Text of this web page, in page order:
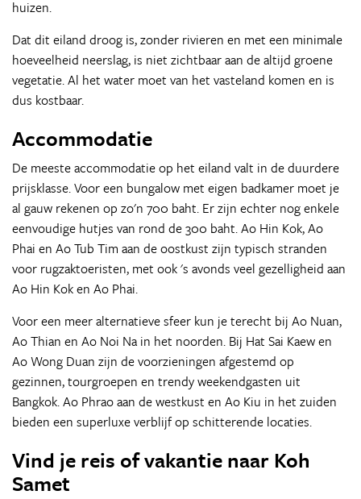
huizen.
Dat dit eiland droog is, zonder rivieren en met een minimale
hoeveelheid neerslag, is niet zichtbaar aan de altijd groene
vegetatie. Al het water moet van het vasteland komen en is
dus kostbaar.
Accommodatie
De meeste accommodatie op het eiland valt in de duurdere
prijsklasse. Voor een bungalow met eigen badkamer moet je
al gauw rekenen op zo'n 700 baht. Er zijn echter nog enkele
eenvoudige hutjes van rond de 300 baht. Ao Hin Kok, Ao
Phai en Ao Tub Tim aan de oostkust zijn typisch stranden
voor rugzaktoeristen, met ook 's avonds veel gezelligheid aan
Ao Hin Kok en Ao Phai.
Voor een meer alternatieve sfeer kun je terecht bij Ao Nuan,
Ao Thian en Ao Noi Na in het noorden. Bij Hat Sai Kaew en
Ao Wong Duan zijn de voorzieningen afgestemd op
gezinnen, tourgroepen en trendy weekendgasten uit
Bangkok. Ao Phrao aan de westkust en Ao Kiu in het zuiden
bieden een superluxe verblijf op schitterende locaties.
Vind je reis of vakantie naar Koh
Samet